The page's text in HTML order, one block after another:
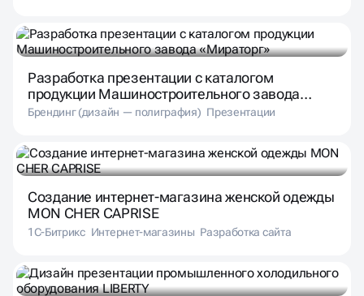
Разработка презентации с каталогом
продукции Машиностроительного завода
«Мираторг»
Брендинг (дизайн — полиграфия) Презентации
Создание интернет-магазина женской одежды
MON CHER CAPRISE
1С-Битрикс Интернет-магазины Разработка сайта